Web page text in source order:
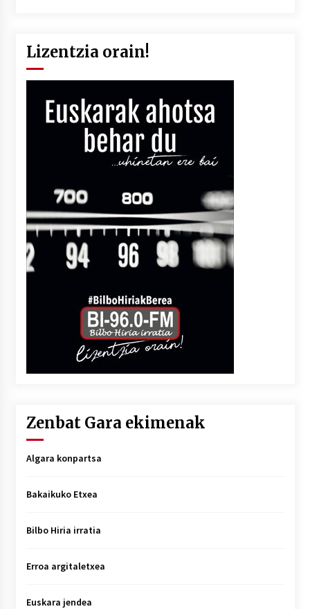
Lizentzia orain!
Zenbat Gara ekimenak
Algara konpartsa
Bakaikuko Etxea
Bilbo Hiria irratia
Erroa argitaletxea
Euskara jendea